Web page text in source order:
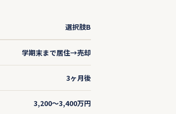
選択肢B
学期末まで居住→売却
3ヶ月後
3,200〜3,400万円